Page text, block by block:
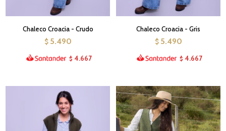
Chaleco Croacia - Crudo
$ 5.490
$ 4.667
Chaleco Croacia - Gris
$ 5.490
$ 4.667